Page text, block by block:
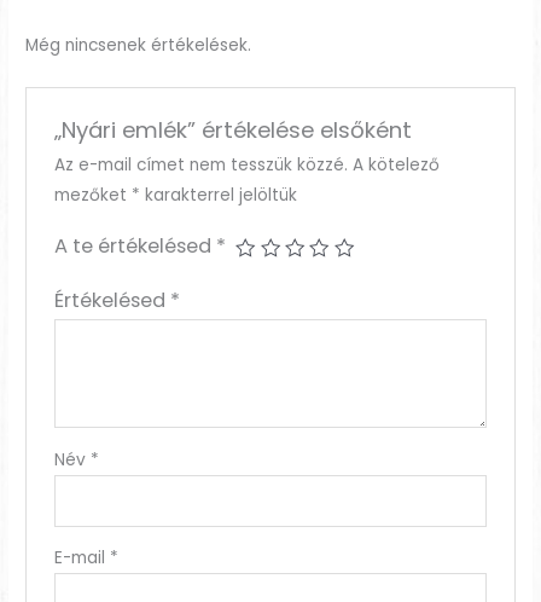
Még nincsenek értékelések.
„Nyári emlék” értékelése elsőként
Az e-mail címet nem tesszük közzé. A kötelező
mezőket * karakterrel jelöltük
A te értékelésed *
Értékelésed *
Név *
E-mail *